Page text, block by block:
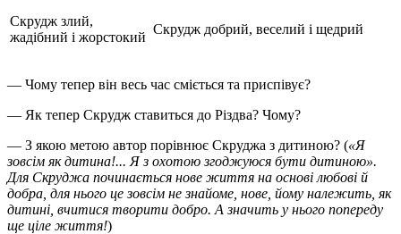
Скрудж злий,
жадібний і жорстокий
Скрудж добрий, веселий і щедрий
— Чому тепер він весь час сміється та приспівує?
— Як тепер Скрудж ставиться до Різдва? Чому?
— З якою метою автор порівнює Скруджа з дитиною? («Я
зовсім як дитина!... Я з охотою згоджуюся бути дитиною».
Для Скруджа починається нове життя на основі любові й
добра, для нього це зовсім не знайоме, нове, йому належить, як
дитині, вчитися творити добро. А значить у нього попереду
ще ціле життя!)